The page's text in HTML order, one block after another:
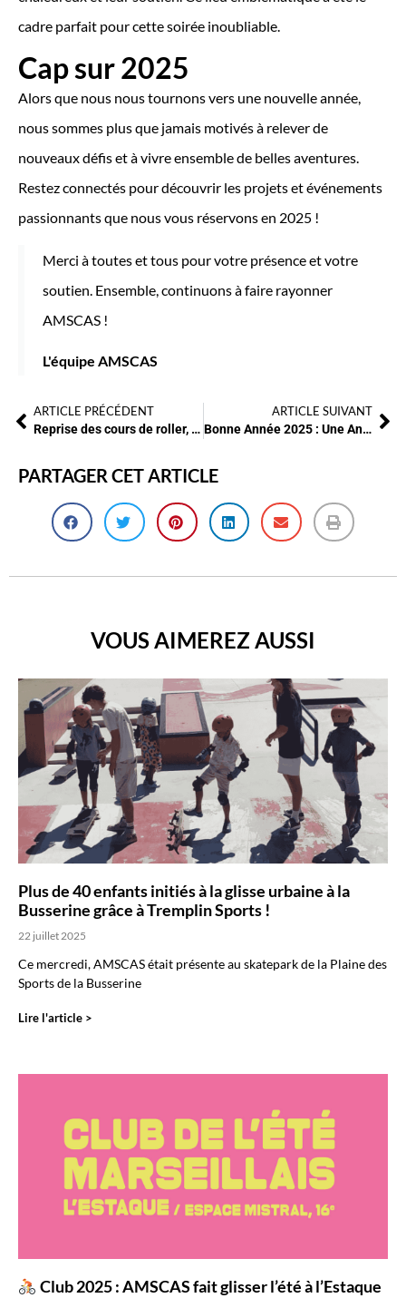
cadre parfait pour cette soirée inoubliable.
Cap sur 2025
Alors que nous nous tournons vers une nouvelle année,
nous sommes plus que jamais motivés à relever de
nouveaux défis et à vivre ensemble de belles aventures.
Restez connectés pour découvrir les projets et événements
passionnants que nous vous réservons en 2025 !
Merci à toutes et tous pour votre présence et votre
soutien. Ensemble, continuons à faire rayonner
AMSCAS !
L'équipe AMSCAS
ARTICLE PRÉCÉDENT
Reprise des cours de roller, trottinette, BMX et skateboard Rentrée 2024-2025
ARTICLE SUIVANT
Bonne Année 2025 : Une Année Dynamique et Sportive avec AMSCAS !
PARTAGER CET ARTICLE
VOUS AIMEREZ AUSSI
Plus de 40 enfants initiés à la glisse urbaine à la
Busserine grâce à Tremplin Sports !
22 juillet 2025
Ce mercredi, AMSCAS était présente au skatepark de la Plaine des
Sports de la Busserine
Lire l'article >
Club 2025 : AMSCAS fait glisser l’été à l’Estaque